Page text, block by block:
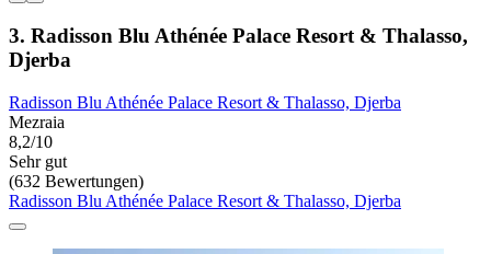
3. Radisson Blu Athénée Palace Resort & Thalasso,
Djerba
Radisson Blu Athénée Palace Resort & Thalasso, Djerba
Mezraia
8,2/10
Sehr gut
(632 Bewertungen)
Radisson Blu Athénée Palace Resort & Thalasso, Djerba